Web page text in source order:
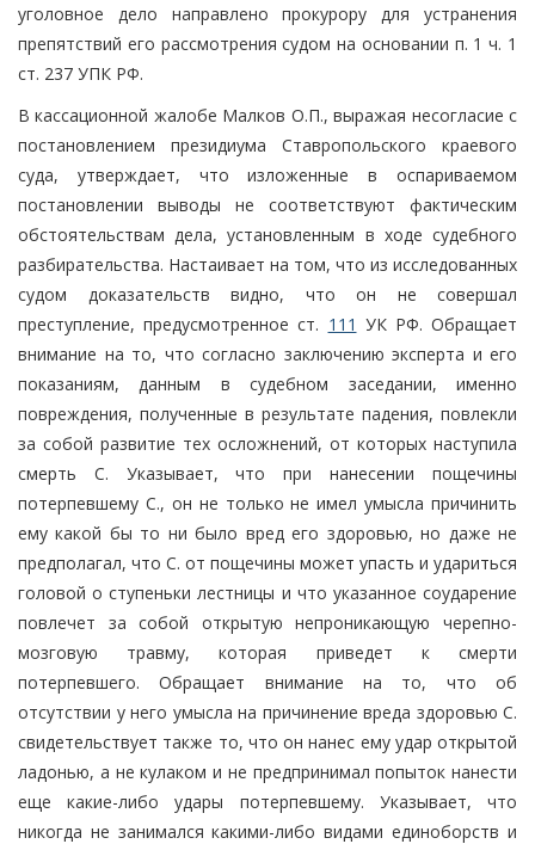
уголовное дело направлено прокурору для устранения
препятствий его рассмотрения судом на основании п. 1 ч. 1
ст. 237 УПК РФ.
В кассационной жалобе Малков О.П., выражая несогласие с
постановлением президиума Ставропольского краевого
суда, утверждает, что изложенные в оспариваемом
постановлении выводы не соответствуют фактическим
обстоятельствам дела, установленным в ходе судебного
разбирательства. Настаивает на том, что из исследованных
судом доказательств видно, что он не совершал
преступление, предусмотренное ст. 111 УК РФ. Обращает
внимание на то, что согласно заключению эксперта и его
показаниям, данным в судебном заседании, именно
повреждения, полученные в результате падения, повлекли
за собой развитие тех осложнений, от которых наступила
смерть С. Указывает, что при нанесении пощечины
потерпевшему С., он не только не имел умысла причинить
ему какой бы то ни было вред его здоровью, но даже не
предполагал, что С. от пощечины может упасть и удариться
головой о ступеньки лестницы и что указанное соударение
повлечет за собой открытую непроникающую черепно-
мозговую травму, которая приведет к смерти
потерпевшего. Обращает внимание на то, что об
отсутствии у него умысла на причинение вреда здоровью С.
свидетельствует также то, что он нанес ему удар открытой
ладонью, а не кулаком и не предпринимал попыток нанести
еще какие-либо удары потерпевшему. Указывает, что
никогда не занимался какими-либо видами единоборств и